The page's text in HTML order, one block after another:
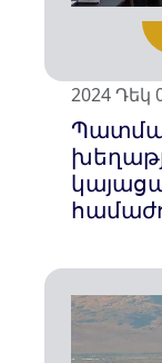
2024 Դեկ